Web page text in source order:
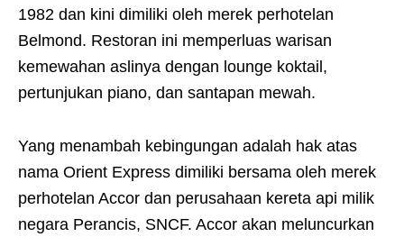
1982 dan kini dimiliki oleh merek perhotelan
Belmond. Restoran ini memperluas warisan
kemewahan aslinya dengan lounge koktail,
pertunjukan piano, dan santapan mewah.
Yang menambah kebingungan adalah hak atas
nama Orient Express dimiliki bersama oleh merek
perhotelan Accor dan perusahaan kereta api milik
negara Perancis, SNCF. Accor akan meluncurkan